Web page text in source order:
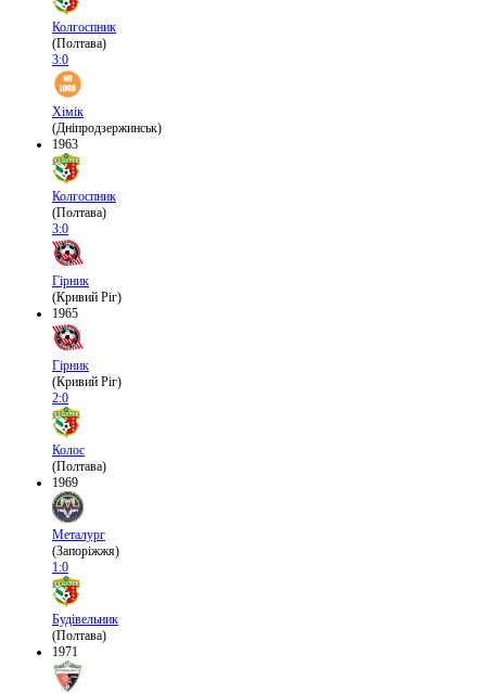
Колгоспник
(Полтава)
3:0
Хімік
(Дніпродзержинськ)
1963
Колгоспник
(Полтава)
3:0
Гірник
(Кривий Ріг)
1965
Гірник
(Кривий Ріг)
2:0
Колос
(Полтава)
1969
Металург
(Запоріжжя)
1:0
Будівельник
(Полтава)
1971